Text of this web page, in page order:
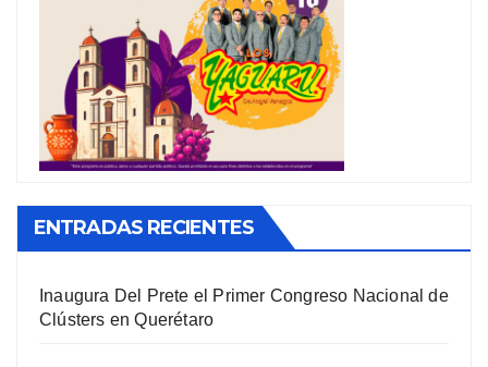
ENTRADAS RECIENTES
Inaugura Del Prete el Primer Congreso Nacional de
Clústers en Querétaro